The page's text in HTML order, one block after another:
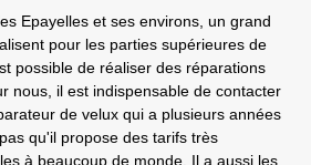
Epayelles et ses environs, un grand
pour les parties supérieures de
possible de réaliser des réparations
nous, il est indispensable de contacter
de velux qui a plusieurs années
qu'il propose des tarifs très
à beaucoup de monde. Il a aussi les